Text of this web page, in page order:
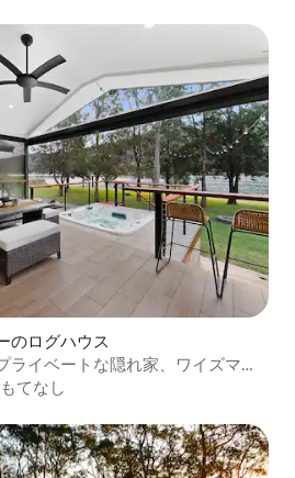
のログハウス
ライベートな隠れ家、ワイズマン
てなし
です。